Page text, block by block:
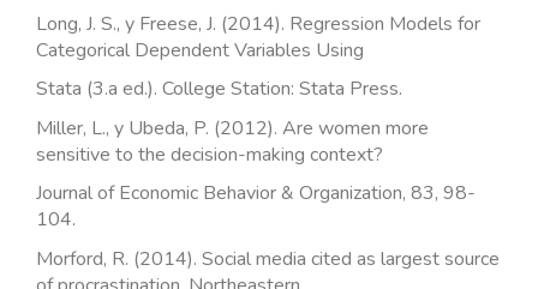
Long, J. S., y Freese, J. (2014). Regression Models for
Categorical Dependent Variables Using
Stata (3.a ed.). College Station: Stata Press.
Miller, L., y Ubeda, P. (2012). Are women more
sensitive to the decision-making context?
Journal of Economic Behavior & Organization, 83, 98-
104.
Morford, R. (2014). Social media cited as largest source